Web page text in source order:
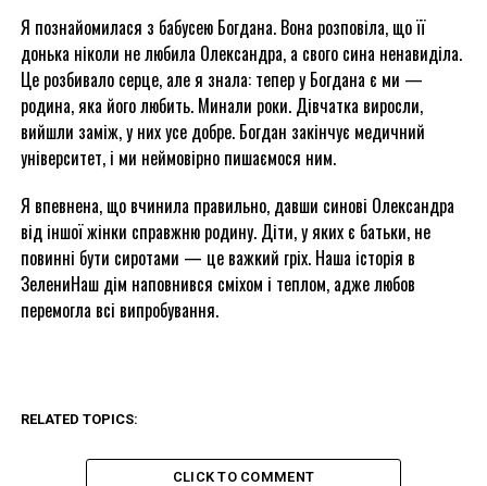
Я познайомилася з бабусею Богдана. Вона розповіла, що її
донька ніколи не любила Олександра, а свого сина ненавиділа.
Це розбивало серце, але я знала: тепер у Богдана є ми —
родина, яка його любить. Минали роки. Дівчатка виросли,
вийшли заміж, у них усе добре. Богдан закінчує медичний
університет, і ми неймовірно пишаємося ним.
Я впевнена, що вчинила правильно, давши синові Олександра
від іншої жінки справжню родину. Діти, у яких є батьки, не
повинні бути сиротами — це важкий гріх. Наша історія в
ЗелениНаш дім наповнився сміхом і теплом, адже любов
перемогла всі випробування.
RELATED TOPICS:
CLICK TO COMMENT